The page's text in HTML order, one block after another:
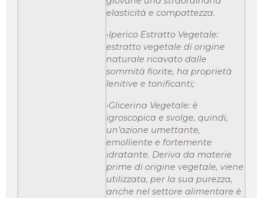
elasticità e compattezza.
•Iperico Estratto Vegetale:
estratto vegetale di origine
naturale ricavato dalle
sommità fiorite, ha proprietà
lenitive e tonificanti;
•Glicerina Vegetale: è
igroscopica e svolge, quindi,
un’azione umettante,
emolliente e fortemente
idratante. Deriva da materie
prime di origine vegetale, viene
utilizzata, per la sua purezza,
anche nel settore alimentare è